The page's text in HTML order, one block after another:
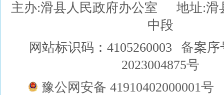
主办:滑县人民政府办公室
地址:滑
中段
网站标识码：4105260003
备案序
2023004875号
豫公网安备 41910402000001号